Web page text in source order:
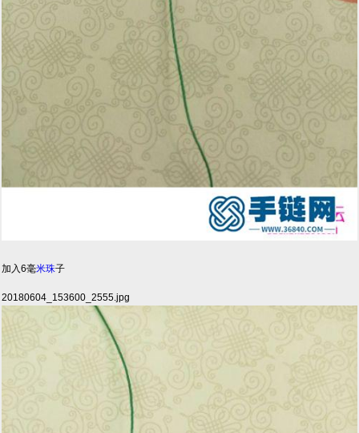
加入6毫米珠子
20180604_153600_2555.jpg